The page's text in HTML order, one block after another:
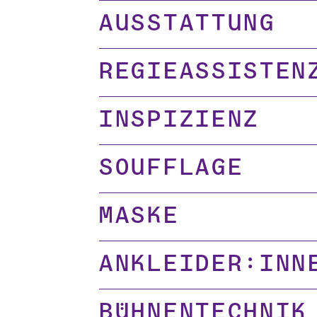
Ausstattung
Inspizienz
Soufflage
Maske